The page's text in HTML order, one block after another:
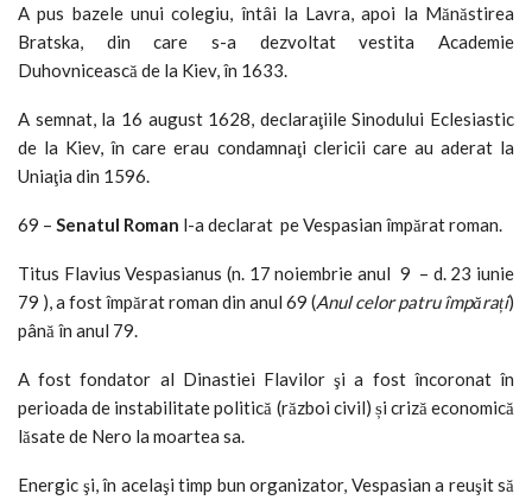
A pus bazele unui colegiu, întâi la Lavra, apoi la Mănăstirea
Bratska, din care s-a dezvoltat vestita Academie
Duhovnicească de la Kiev, în 1633.
A semnat, la 16 august 1628, declaraţiile Sinodului Eclesiastic
de la Kiev, în care erau condamnaţi clericii care au aderat la
Uniaţia din 1596.
69 – Senatul Roman l-a declarat pe Vespasian împărat roman.
Titus Flavius Vespasianus (n. 17 noiembrie anul 9 – d. 23 iunie
79 ), a fost împărat roman din anul 69 (Anul celor patru împărați)
până în anul 79.
A fost fondator al Dinastiei Flavilor şi a fost încoronat în
perioada de instabilitate politică (război civil) și criză economică
lăsate de Nero la moartea sa.
Energic şi, în acelaşi timp bun organizator, Vespasian a reuşit să